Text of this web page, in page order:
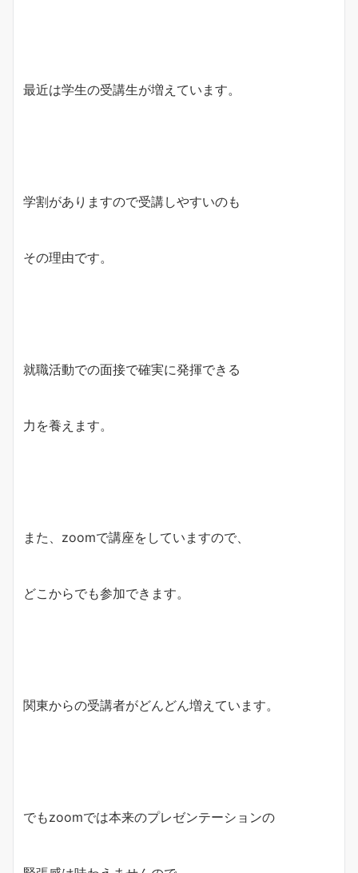
最近は学生の受講生が増えています。
学割がありますので受講しやすいのも
その理由です。
就職活動での面接で確実に発揮できる
力を養えます。
また、zoomで講座をしていますので、
どこからでも参加できます。
関東からの受講者がどんどん増えています。
でもzoomでは本来のプレゼンテーションの